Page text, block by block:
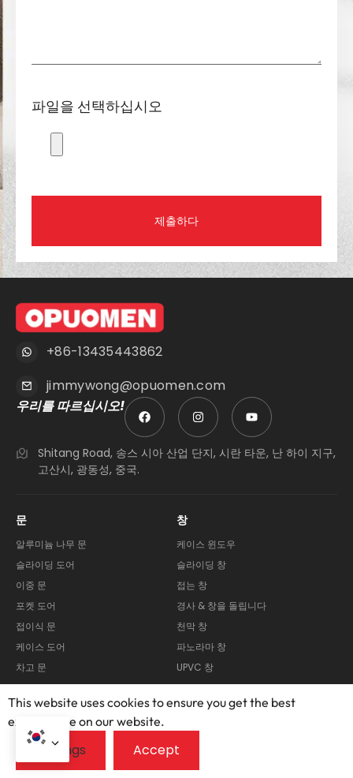
파일을 선택하십시오
제출하다
+86-13435443862
jimmywong@opuomen.com
우리를 따르십시오!
Shitang Road, 송스 시아 산업 단지, 시란 타운, 난 하이 지구,
고산시, 광동성, 중국.
문
알루미늄 나무 문
슬라이딩 도어
이중 문
포켓 도어
접이식 문
케이스 도어
차고 문
UPVC 도어
창
케이스 윈도우
슬라이딩 창
접는 창
경사 & 창을 돌립니다
천막 창
파노라마 창
UPVC 창
건물 & 실외 보조 시스템
퍼걸러
문 사용자 정의
피드 맨을 탐험하십시오
비디오
우리에 대해
조작
This website uses cookies to ensure you get the best
exprerience on our website.